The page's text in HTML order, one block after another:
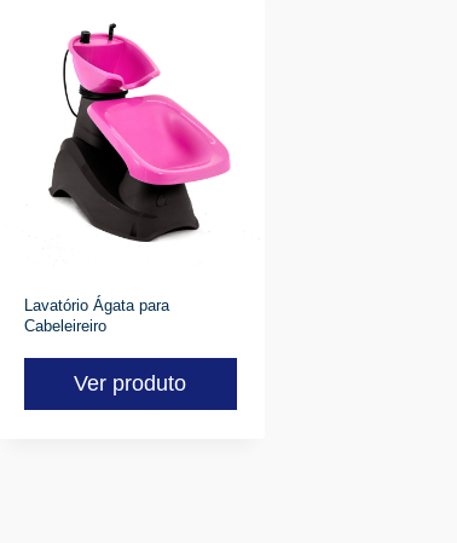
Lavatório Ágata para
Cabeleireiro
Ver produto